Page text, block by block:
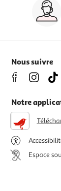
Nous suivre
Notre
Espace